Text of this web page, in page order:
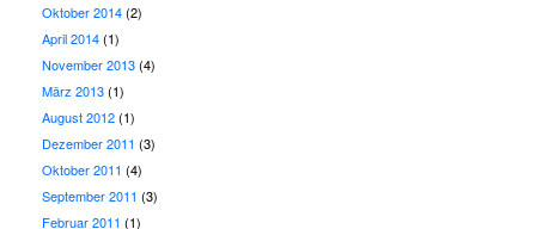
Oktober 2014(2)
April 2014(1)
November 2013(4)
März 2013(1)
August 2012(1)
Dezember 2011 (3)
Oktober 2011 (4)
September 2011 (3)
Februar 2011 (1)